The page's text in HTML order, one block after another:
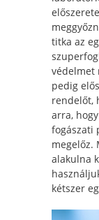
titka az
védelmet
pedig
rendelőt,
arra,
fogászati
megelőz.
alakulna
kétszer